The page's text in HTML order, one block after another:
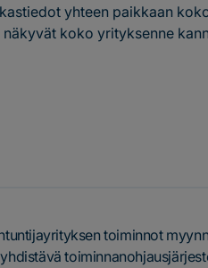
yhteen paikkaan
koko yrityksenne
toiminnot